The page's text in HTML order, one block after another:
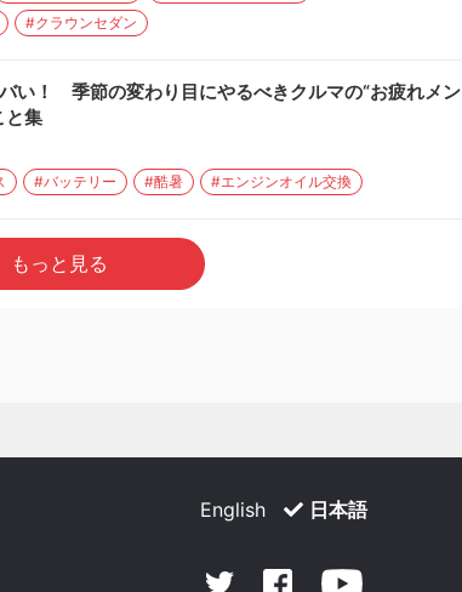
#クラウンセダン
い！ 季節の変わり目にやるべきクルマの“お疲れメン
と集
#バッテリー #酷暑 #エンジンオイル交換
もっと見る
English 日本語
Twitter Facebook